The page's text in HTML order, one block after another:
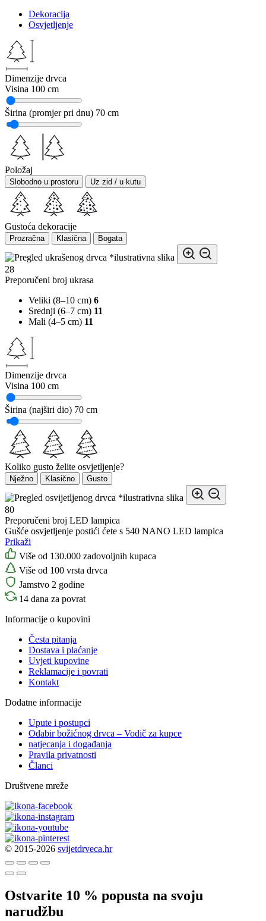
Dekoracija
Osvjetljenje
Dimenzije drvca
Visina 100 cm
Širina (promjer pri dnu) 70 cm
Položaj
Slobodno u prostoru Uz zid / u kutu
Gustoća dekoracije
Prozračna Klasična Bogata
*ilustrativna slika
28
Preporučeni broj ukrasa
Veliki (8–10 cm) 6
Srednji (6–7 cm) 11
Mali (4–5 cm) 11
Dimenzije drvca
Visina 100 cm
Širina (najširi dio) 70 cm
Koliko gusto želite osvjetljenje?
Nježno Klasično Gusto
*ilustrativna slika
80
Preporučeni broj LED lampica
Gušće osvjetljenje postići ćete s 540 NANO LED lampica
Prikaži
Više od 130.000 zadovoljnih kupaca
Više od 100 vrsta drvca
Jamstvo 2 godine
14 dana za povrat
Informacije o kupovini
Česta pitanja
Dostava i plaćanje
Uvjeti kupovine
Reklamacije i povrati
Kontakt
Dodatne informacije
Upute i postupci
Odabir božićnog drvca – Vodič za kupce
natjecanja i događanja
Pravila privatnosti
Članci
Društvene mreže
© 2015-2026 svijetdrveca.hr
Ostvarite 10 % popusta na svoju
narudžbu